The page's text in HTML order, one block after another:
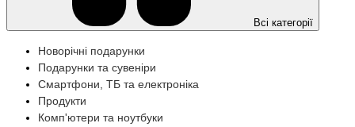
Всі категорії
Новорічні подарунки
Подарунки та сувеніри
Смартфони, ТБ та електроніка
Продукти
Комп'ютери та ноутбуки